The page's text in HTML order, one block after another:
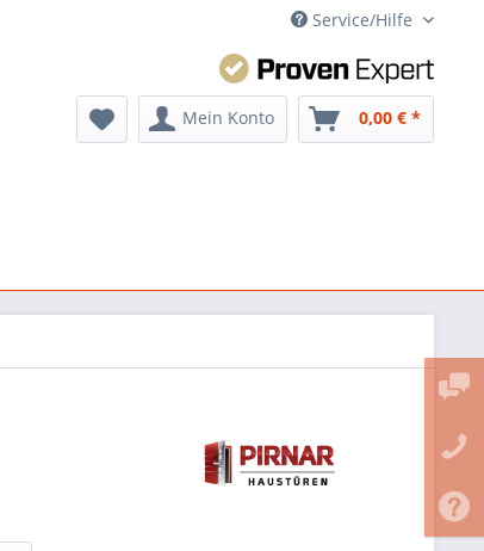
Service/Hilfe
Mein Konto 0,00 € *